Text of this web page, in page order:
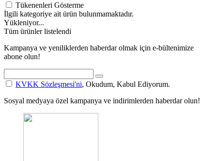
Tükenenleri Gösterme
İlgili kategoriye ait ürün bulunmamaktadır.
Yükleniyor...
Tüm ürünler listelendi
Kampanya ve yeniliklerden haberdar olmak için e-bültenimize
abone olun!
KVKK Sözleşmesi'ni, Okudum, Kabul Ediyorum.
Sosyal medyaya özel kampanya ve indirimlerden haberdar olun!